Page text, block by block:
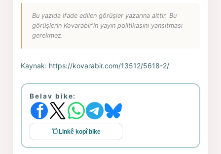
Bu yazıda ifade edilen görüşler yazarına aittir. Bu
görüşlerin Kovarabir'in yayın politikasını yansıtması
gerekmez.
Kaynak: https://kovarabir.com/13512/5618-2/
Belav bike:
Linkê kopî bike